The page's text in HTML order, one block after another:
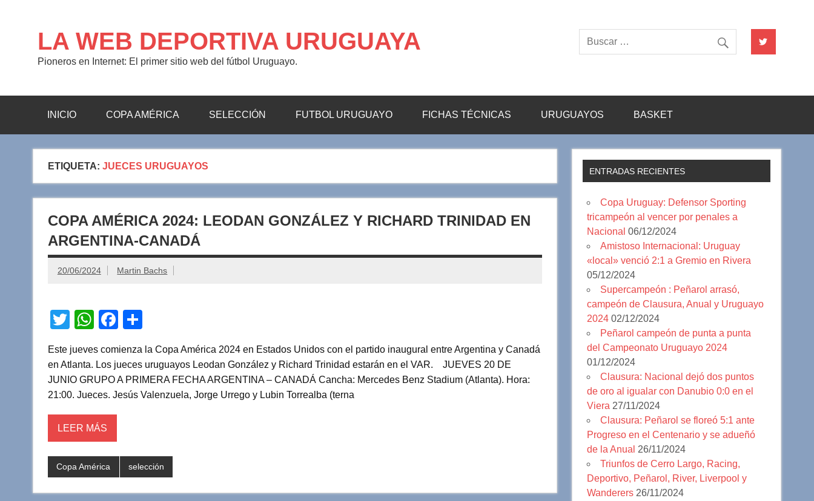
LA WEB DEPORTIVA URUGUAYA
Pioneros en Internet: El primer sitio web del fútbol Uruguayo.
INICIO COPA AMÉRICA SELECCIÓN FUTBOL URUGUAYO FICHAS TÉCNICAS URUGUAYOS BASKET
ETIQUETA: JUECES URUGUAYOS
COPA AMÉRICA 2024: LEODAN GONZÁLEZ Y RICHARD TRINIDAD EN
ARGENTINA-CANADÁ
20/06/2024 Martin Bachs
T
tt
er
W
at
s
A
p
p
F
c
e
b
k
m
p
ar
Este jueves comienza la Copa América 2024 en Estados Unidos con el partido inaugural entre Argentina y Canadá
en Atlanta. Los jueces uruguayos Leodan González y Richard Trinidad estarán en el VAR. JUEVES 20 DE
JUNIO GRUPO A PRIMERA FECHA ARGENTINA – CANADÁ Cancha: Mercedes Benz Stadium (Atlanta). Hora:
21:00. Jueces. Jesús Valenzuela, Jorge Urrego y Lubin Torrealba (terna
LEER MÁS
Copa América selección
ENTRADAS RECIENTES
Copa Uruguay: Defensor Sporting
tricampeón al vencer por penales a
Nacional 06/12/2024
Amistoso Internacional: Uruguay
«local» venció 2:1 a Gremio en Rivera
05/12/2024
Supercampeón : Peñarol arrasó,
campeón de Clausura, Anual y Uruguayo
2024 02/12/2024
Peñarol campeón de punta a punta
del Campeonato Uruguayo 2024
01/12/2024
Clausura: Nacional dejó dos puntos
de oro al igualar con Danubio 0:0 en el
Viera 27/11/2024
Clausura: Peñarol se floreó 5:1 ante
Progreso en el Centenario y se adueñó
de la Anual 26/11/2024
Triunfos de Cerro Largo, Racing,
Deportivo, Peñarol, River, Liverpool y
Wanderers 26/11/2024